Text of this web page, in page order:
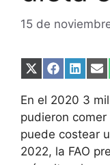
15 de
Compartir
X
(Twitter)
Compartir
Facebook
En el 2020 3
pudieron
puede costear
2022, la FAO